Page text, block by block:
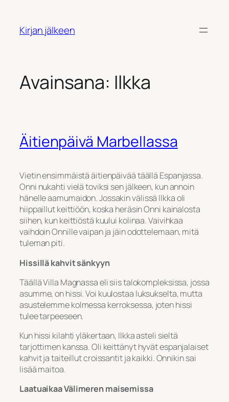
Kirjan jälkeen
Avainsana: Ilkka
Äitienpäivä Marbellassa
Vietin ensimmäistä äitienpäivää täällä Espanjassa.
Onni nukahti vielä toviksi sen jälkeen, kun annoin
hänelle aamumaidon. Jossakin välissä Ilkka oli
hiippaillut keittiöön, koska heräsin Onni kainalosta
siihen, kun keittiöstä kuului kolinaa. Vaivihkaa
vaihdoin Onnille vaipan ja jäin odottelemaan, mitä
tuleman piti.
Hissillä kahvit sänkyyn
Täällä Villa Magnassa eli siis talokompleksissa, jossa
asumme, on hissi. Voi kuulostaa luksukselta, mutta
asustelemme kolmessa kerroksessa, joten hissi
tulee tarpeeseen.
Kun hissi kilahti yläkertaan, Ilkka asteli sieltä
tarjottimen kanssa. Oli keittänyt hyvät espanjalaiset
kahvit ja taiteillut croissantit ja kaikki. Onnikin sai
lisää maitoa.
Laatuaikaa Välimeren maisemissa